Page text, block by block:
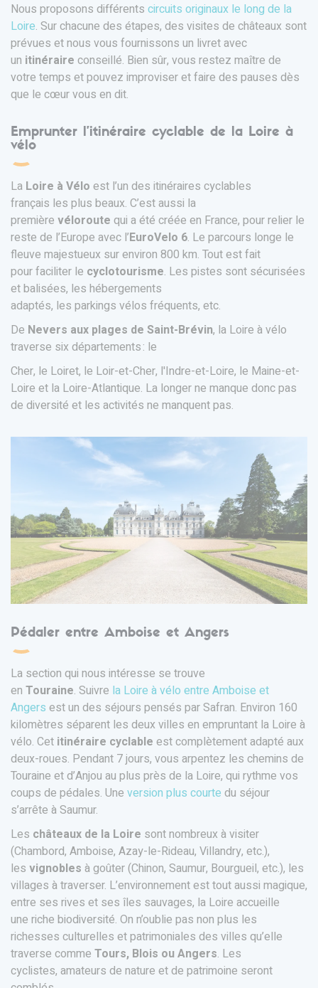
Nous proposons différents circuits originaux le long de la
Loire. Sur chacune des étapes, des visites de châteaux sont
prévues et nous vous fournissons un livret avec
un itinéraire conseillé. Bien sûr, vous restez maître de
votre temps et pouvez improviser et faire des pauses dès
que le cœur vous en dit.
Emprunter l’itinéraire cyclable de la Loire à
vélo
La Loire à Vélo est l’un des itinéraires cyclables
français les plus beaux. C’est aussi la
première véloroute qui a été créée en France, pour relier le
reste de l’Europe avec l’EuroVelo 6. Le parcours longe le
fleuve majestueux sur environ 800 km. Tout est fait
pour faciliter le cyclotourisme. Les pistes sont sécurisées
et balisées, les hébergements
adaptés, les parkings vélos fréquents, etc.
De Nevers aux plages de Saint-Brévin, la Loire à vélo
traverse six départements : le
Cher, le Loiret, le Loir-et-Cher, l'Indre-et-Loire, le Maine-et-
Loire et la Loire-Atlantique. La longer ne manque donc pas
de diversité et les activités ne manquent pas.
Pédaler entre Amboise et Angers
La section qui nous intéresse se trouve
en Touraine. Suivre la Loire à vélo entre Amboise et
Angers est un des séjours pensés par Safran. Environ 160
kilomètres séparent les deux villes en empruntant la Loire à
vélo. Cet itinéraire cyclable est complètement adapté aux
deux-roues. Pendant 7 jours, vous arpentez les chemins de
Touraine et d’Anjou au plus près de la Loire, qui rythme vos
coups de pédales. Une version plus courte du séjour
s’arrête à Saumur.
Les châteaux de la Loire sont nombreux à visiter
(Chambord, Amboise, Azay-le-Rideau, Villandry, etc.),
les vignobles à goûter (Chinon, Saumur, Bourgueil, etc.), les
villages à traverser. L’environnement est tout aussi magique,
entre ses rives et ses îles sauvages, la Loire accueille
une riche biodiversité. On n’oublie pas non plus les
richesses culturelles et patrimoniales des villes qu’elle
traverse comme Tours, Blois ou Angers. Les
cyclistes, amateurs de nature et de patrimoine seront